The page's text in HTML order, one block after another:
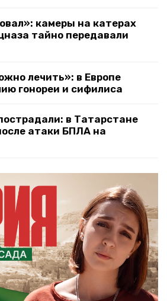
камеры на катерах
тайно передавали
лечить»: в Европе
гонореи и сифилиса
в Татарстане
атаки БПЛА на